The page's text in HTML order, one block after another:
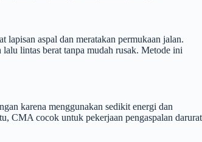
lapisan aspal dan meratakan permukaan jalan.
lintas berat tanpa mudah rusak. Metode ini
karena menggunakan sedikit energi dan
CMA cocok untuk pekerjaan pengaspalan darurat